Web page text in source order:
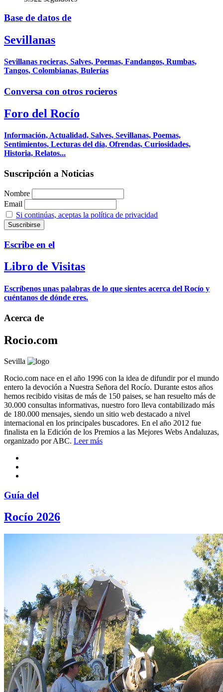
Base de datos de
Sevillanas
Sevillanas rocieras, Salves, Poemas, Fandangos, Rumbas,
Tangos, Colombianas, Bulerías
Conversa con otros rocieros
Foro del Rocío
Información, Actualidad, Salves, Sevillanas, Poemas,
Sentimientos, Lecturas del día, Ofrendas, Curiosidades,
Historia, Relatos...
Suscripción a Noticias
Nombre
Email
Si continúas, aceptas la política de privacidad
Escribe en el
Libro de Visitas
Escríbenos unas palabras de lo que sientes acerca del Rocío y
cuéntanos de dónde eres.
Acerca de
Rocio.com
Sevilla
Rocio.com nace en el año 1996 con la idea de difundir por el mundo
entero la devoción a Nuestra Señora del Rocío. Durante estos años
hemos recibido visitas de más de 150 paises, se han resuelto más de
30.000 consultas informativas, nuestro foro lleva contabilizado más
de 180.000 mensajes, siendo un sitio web destacado a nivel
internacional en los principales buscadores. En el año 2012 fue
finalista en la Edición de los Premios a las Mejores Webs Andaluzas,
organizado por ABC. Leer más
Guía del
Rocío 2026